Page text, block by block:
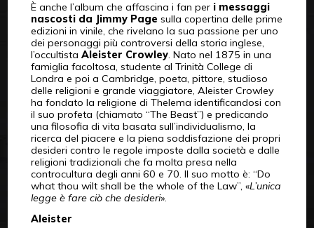
È anche l’album che affascina i fan per i messaggi
nascosti da Jimmy Page sulla copertina delle prime
edizioni in vinile, che rivelano la sua passione per uno
dei personaggi più controversi della storia inglese,
l’occultista Aleister Crowley. Nato nel 1875 in una
famiglia facoltosa, studente al Trinità College di
Londra e poi a Cambridge, poeta, pittore, studioso
delle religioni e grande viaggiatore, Aleister Crowley
ha fondato la religione di Thelema identificandosi con
il suo profeta (chiamato “The Beast”) e predicando
una filosofia di vita basata sull’individualismo, la
ricerca del piacere e la piena soddisfazione dei propri
desideri contro le regole imposte dalla società e dalle
religioni tradizionali che fa molta presa nella
controcultura degli anni 60 e 70. Il suo motto è: “Do
what thou wilt shall be the whole of the Law”, «L’unica
legge è fare ciò che desideri».
Aleister